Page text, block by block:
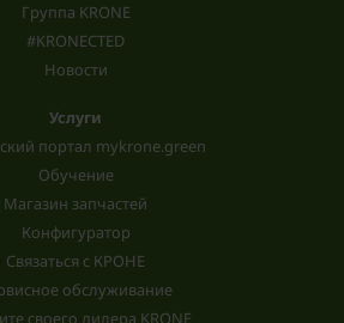
Группа KRONE
#KRONECTED
Новости
Услуги
портал mykrone.green
Обучение
Магазин запчастей
Конфигуратор
Связаться с КРОНЕ
обслуживание
своего дилера KRONE